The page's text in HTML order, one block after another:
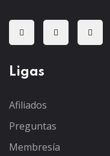
Ligas
Afiliados
Preguntas
Membresía